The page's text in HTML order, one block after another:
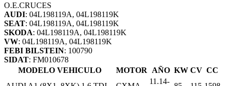
O.E.CRUCES
AUDI: 04L198119A, 04L198119K
SEAT: 04L198119A, 04L198119K
SKODA: 04L198119A, 04L198119K
VW: 04L198119A, 04L198119K
FEBI BILSTEIN: 100790
SIDAT: FM010678
MODELO VEHICULO
MOTOR AÑO KW CV CC
11.14-